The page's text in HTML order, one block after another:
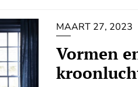
MAART 27, 2023
Vormen